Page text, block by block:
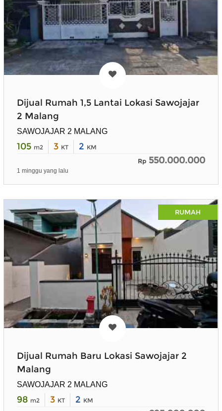
Dijual Rumah 1,5 Lantai Lokasi Sawojajar
2 Malang
SAWOJAJAR 2 MALANG
105 m2 3 KT 2 KM
Rp 550.000.000
1 minggu yang lalu
RUMAH
Dijual Rumah Baru Lokasi Sawojajar 2
Malang
SAWOJAJAR 2 MALANG
98 m2 3 KT 2 KM